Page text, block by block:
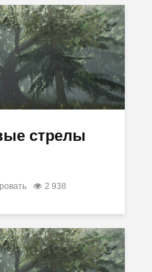
стрелы
2 938